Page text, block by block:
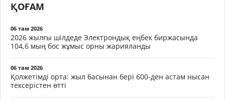
ҚОҒАМ
06 там 2026
2026 жылғы шілдеде Электрондық еңбек биржасында
104,6 мың бос жұмыс орны жарияланды
06 там 2026
Қолжетімді орта: жыл басынан бері 600-ден астам нысан
тексерістен өтті